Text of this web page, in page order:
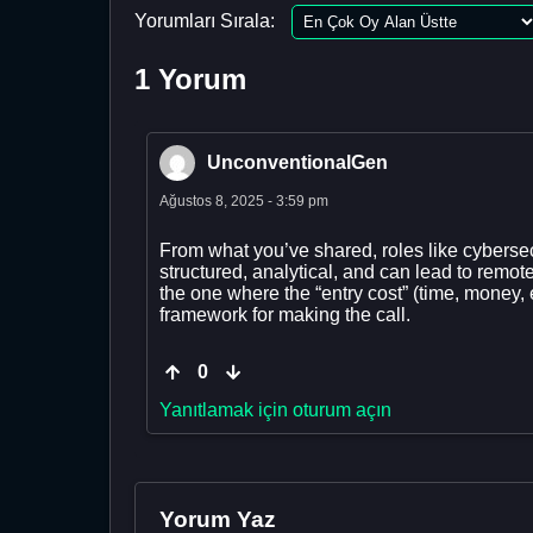
Yorumları Sırala:
1 Yorum
UnconventionalGen
Ağustos 8, 2025 - 3:59 pm
From what you’ve shared, roles like
structured, analytical, and can lead to
the one where the “entry cost” (time,
framework for making the call.
0
Yanıtlamak için oturum açın
Yorum Yaz